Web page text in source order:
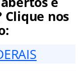
Clique nos